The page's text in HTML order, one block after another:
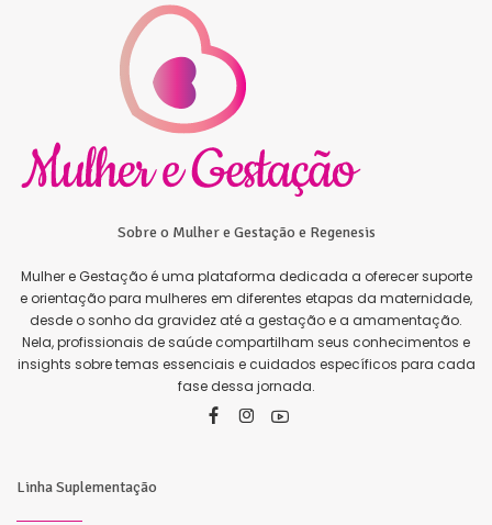
Sobre o Mulher e Gestação e Regenesis
Mulher e Gestação é uma plataforma dedicada a oferecer suporte
e orientação para mulheres em diferentes etapas da maternidade,
desde o sonho da gravidez até a gestação e a amamentação.
Nela, profissionais de saúde compartilham seus conhecimentos e
insights sobre temas essenciais e cuidados específicos para cada
fase dessa jornada.
Linha Suplementação